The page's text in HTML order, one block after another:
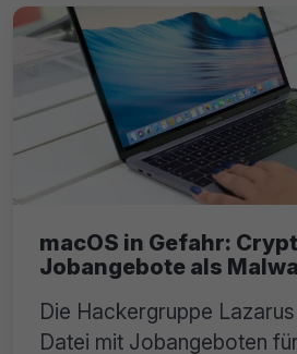
macOS in Gefahr:
Jobangebote als
Die Hackergruppe
Datei mit Jobangeboten